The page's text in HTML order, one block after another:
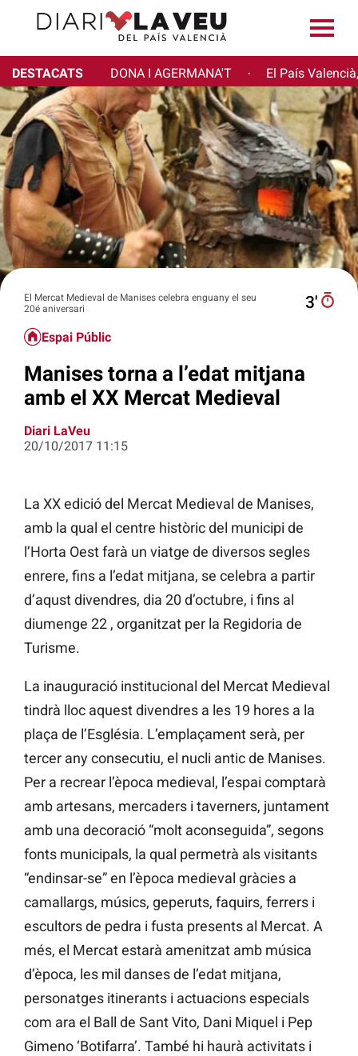
DESTACATS DONA I AGERMANA'T · El País
El Mercat Medieval de Manises celebra enguany el seu
20é aniversari
3′
Espai Públic
Manises torna a l’edat mitjana
amb el XX Mercat Medieval
Diari LaVeu
20/10/2017 11:15
La XX edició del Mercat Medieval de Manises,
amb la qual el centre històric del municipi de
l’Horta Oest farà un viatge de diversos segles
enrere, fins a l’edat mitjana, se celebra a partir
d’aqust divendres, dia 20 d’octubre, i fins al
diumenge 22 , organitzat per la Regidoria de
Turisme.
La inauguració institucional del Mercat Medieval
tindrà lloc aquest divendres a les 19 hores a la
plaça de l’Església. L’emplaçament serà, per
tercer any consecutiu, el nucli antic de Manises.
Per a recrear l’època medieval, l’espai comptarà
amb artesans, mercaders i taverners, juntament
amb una decoració “molt aconseguida”, segons
fonts municipals, la qual permetrà als visitants
“endinsar-se” en l’època medieval gràcies a
camallargs, músics, geperuts, faquirs, ferrers i
escultors de pedra i fusta presents al Mercat. A
més, el Mercat estarà amenitzat amb música
d’època, les mil danses de l’edat mitjana,
personatges itinerants i actuacions especials
com ara el Ball de Sant Vito, Dani Miquel i Pep
Gimeno ‘Botifarra’. També hi haurà activitats i